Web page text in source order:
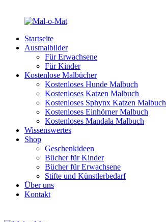
Startseite
Ausmalbilder
Für Erwachsene
Für Kinder
Kostenlose Malbücher
Kostenloses Hunde Malbuch
Kostenloses Katzen Malbuch
Kostenloses Sphynx Katzen Malbuch
Kostenloses Einhörner Malbuch
Kostenloses Mandala Malbuch
Wissenswertes
Shop
Geschenkideen
Bücher für Kinder
Bücher für Erwachsene
Stifte und Künstlerbedarf
Über uns
Kontakt